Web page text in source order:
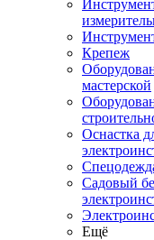
Крепеж
мастерской
Оснастка
Садовый
Ещё